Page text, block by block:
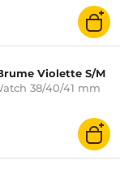
Violette S/M
38/40/41 mm